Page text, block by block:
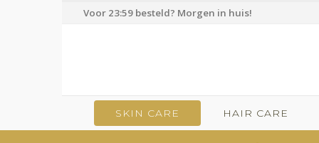
Voor 23:59 besteld? Morgen in huis!
SKIN CARE HAIR CARE